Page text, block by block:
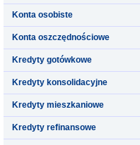
Konta osobiste
Konta oszczędnościowe
Kredyty gotówkowe
Kredyty konsolidacyjne
Kredyty mieszkaniowe
Kredyty refinansowe